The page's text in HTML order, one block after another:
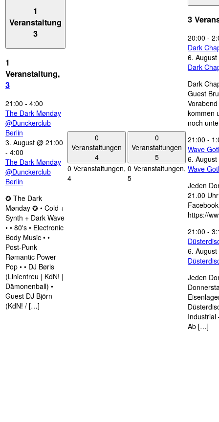
1
Veranstaltung
3
1
Veranstaltung,
3
21:00 - 4:00
The Dark Mønday
@Dunckerclub
Berlin
3. August @ 21:00
- 4:00
The Dark Mønday
@Dunckerclub
Berlin
✪ The Dark
Mønday ✪ • Cold +
Synth + Dark Wave
• • 80's • Electronic
Body Music • •
Post-Punk
Rømantic Power
Pop • • DJ Børis
(Linientreu | KdN! |
Dämonenball) •
Guest DJ Björn
(KdN! / […]
0
Veranstaltungen
4
0 Veranstaltungen,
4
0
Veranstaltungen
5
0 Veranstaltungen,
5
3
20:00 -
Dark
6.
Dark
Dark
Guest
kommen
noch
21:00 -
Wave
6.
Wave
Jeden
21.00
https://
21:00 -
6.
Jeden
Industrial
Ab […]